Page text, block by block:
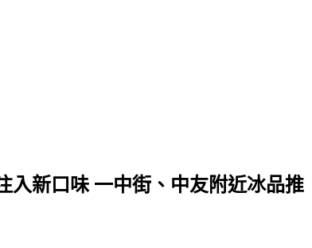
入新口味 一中街、中友附近冰品推